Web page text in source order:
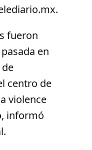
fueron
en
centro de
violence
informó